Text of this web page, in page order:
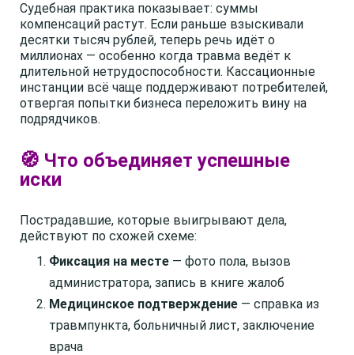
Судебная практика показывает: суммы
компенсаций растут. Если раньше взыскивали
десятки тысяч рублей, теперь речь идёт о
миллионах — особенно когда травма ведёт к
длительной нетрудоспособности. Кассационные
инстанции всё чаще поддерживают потребителей,
отвергая попытки бизнеса переложить вину на
подрядчиков.
🧭 Что объединяет успешные
иски
Пострадавшие, которые выигрывают дела,
действуют по схожей схеме:
Фиксация на месте — фото пола, вызов
администратора, запись в книге жалоб
Медицинское подтверждение — справка из
травмпункта, больничный лист, заключение
врача